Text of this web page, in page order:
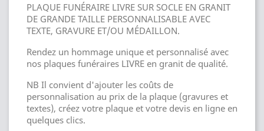
PLAQUE FUNÉRAIRE LIVRE SUR SOCLE EN GRANIT
DE GRANDE TAILLE PERSONNALISABLE AVEC
TEXTE, GRAVURE ET/OU MÉDAILLON.
Rendez un hommage unique et personnalisé avec
nos plaques funéraires LIVRE en granit de qualité.
NB Il convient d'ajouter les coûts de
personnalisation au prix de la plaque (gravures et
textes), créez votre plaque et votre devis en ligne en
quelques clics.